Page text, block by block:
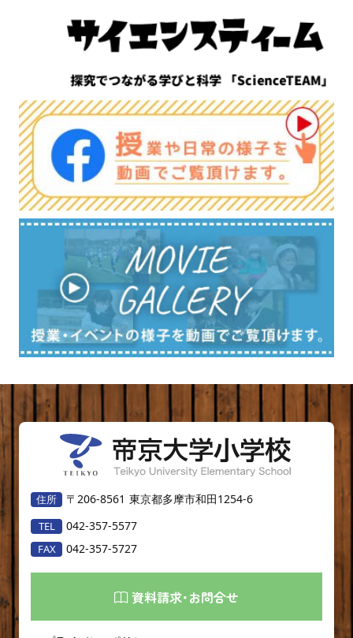
〒206-8561 東京都多摩市和田1254-6
042-357-5577
042-357-5727
資料請求･お問合せ